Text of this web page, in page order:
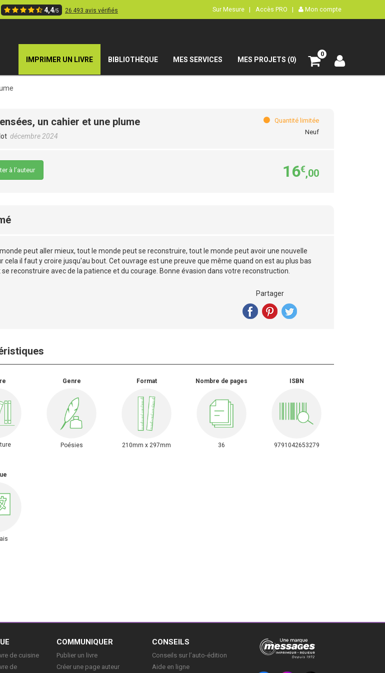
4,4/5 26 493 avis vérifiés Sur Mesure | Accès PRO | Mon compte
IMPRIMER UN LIVRE BIBLIOTHÈQUE MES SERVICES MES PROJETS (0)
0
un cahier et une plume
décembre 2024
Quantité limitée
Neuf
à l’auteur 16€,00
peut aller mieux, tout le monde peut se reconstruire, tout le monde peut avoir une nouvelle
cela il faut y croire jusqu'au bout. Cet ouvrage est une preuve que même quand on est au plus bas
se reconstruire avec de la patience et du courage. Bonne évasion dans votre reconstruction.
Partager
Genre
Poésies
Format
210mm x 297mm
Nombre de pages
36
ISBN
9791042653279
de cuisine
de
COMMUNIQUER
Publier un livre
Créer une page auteur
CONSEILS
Conseils sur l’auto-édition
Aide en ligne